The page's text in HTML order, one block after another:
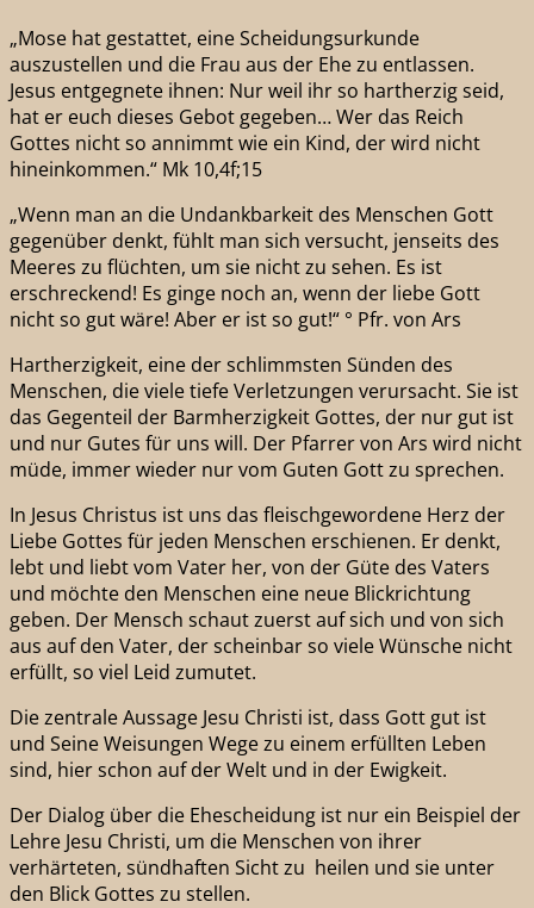
„Mose hat gestattet, eine Scheidungsurkunde
auszustellen und die Frau aus der Ehe zu entlassen.
Jesus entgegnete ihnen: Nur weil ihr so hartherzig seid,
hat er euch dieses Gebot gegeben… Wer das Reich
Gottes nicht so annimmt wie ein Kind, der wird nicht
hineinkommen.“ Mk 10,4f;15
„Wenn man an die Undankbarkeit des Menschen Gott
gegenüber denkt, fühlt man sich versucht, jenseits des
Meeres zu flüchten, um sie nicht zu sehen. Es ist
erschreckend! Es ginge noch an, wenn der liebe Gott
nicht so gut wäre! Aber er ist so gut!“ ° Pfr. von Ars
Hartherzigkeit, eine der schlimmsten Sünden des
Menschen, die viele tiefe Verletzungen verursacht. Sie ist
das Gegenteil der Barmherzigkeit Gottes, der nur gut ist
und nur Gutes für uns will. Der Pfarrer von Ars wird nicht
müde, immer wieder nur vom Guten Gott zu sprechen.
In Jesus Christus ist uns das fleischgewordene Herz der
Liebe Gottes für jeden Menschen erschienen. Er denkt,
lebt und liebt vom Vater her, von der Güte des Vaters
und möchte den Menschen eine neue Blickrichtung
geben. Der Mensch schaut zuerst auf sich und von sich
aus auf den Vater, der scheinbar so viele Wünsche nicht
erfüllt, so viel Leid zumutet.
Die zentrale Aussage Jesu Christi ist, dass Gott gut ist
und Seine Weisungen Wege zu einem erfüllten Leben
sind, hier schon auf der Welt und in der Ewigkeit.
Der Dialog über die Ehescheidung ist nur ein Beispiel der
Lehre Jesu Christi, um die Menschen von ihrer
verhärteten, sündhaften Sicht zu heilen und sie unter
den Blick Gottes zu stellen.